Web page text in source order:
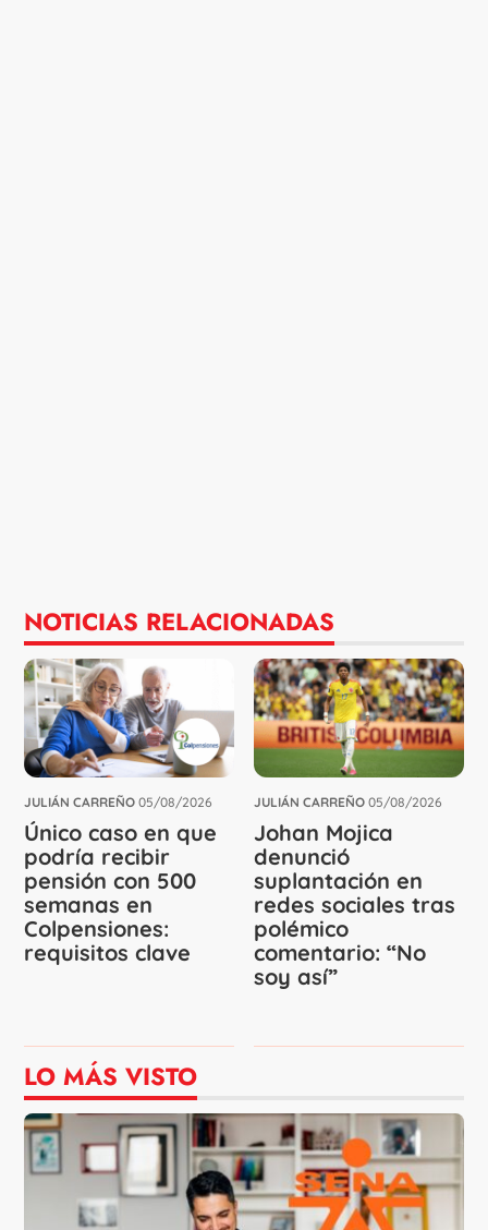
NOTICIAS RELACIONADAS
JULIÁN CARREÑO 05/08/2026
Único caso en que
podría recibir
pensión con 500
semanas en
Colpensiones:
requisitos clave
JULIÁN CARREÑO 05/08/2026
Johan Mojica
denunció
suplantación en
redes sociales tras
polémico
comentario: “No
soy así”
LO MÁS VISTO